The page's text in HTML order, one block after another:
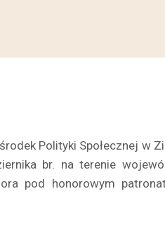
Polityki Społecznej w
br. na terenie
pod honorowym